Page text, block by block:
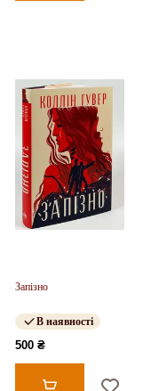
Запізно
В наявності
500 ₴